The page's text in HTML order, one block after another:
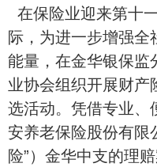
在保险业迎来第十
际，为进一步增强全
能量，在金华银保监
业协会组织开展财产
选活动。凭借专业、
安养老保险股份有限
险”）金华中支的理